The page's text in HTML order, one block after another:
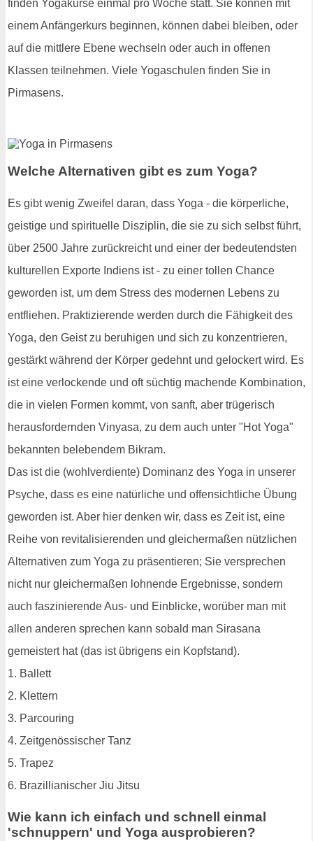
finden Yogakurse einmal pro Woche statt. Sie können mit
einem Anfängerkurs beginnen, können dabei bleiben, oder
auf die mittlere Ebene wechseln oder auch in offenen
Klassen teilnehmen. Viele Yogaschulen finden Sie in
Pirmasens.
Welche Alternativen gibt es zum Yoga?
Es gibt wenig Zweifel daran, dass Yoga - die körperliche,
geistige und spirituelle Disziplin, die sie zu sich selbst führt,
über 2500 Jahre zurückreicht und einer der bedeutendsten
kulturellen Exporte Indiens ist - zu einer tollen Chance
geworden ist, um dem Stress des modernen Lebens zu
entfliehen. Praktizierende werden durch die Fähigkeit des
Yoga, den Geist zu beruhigen und sich zu konzentrieren,
gestärkt während der Körper gedehnt und gelockert wird. Es
ist eine verlockende und oft süchtig machende Kombination,
die in vielen Formen kommt, von sanft, aber trügerisch
herausfordernden Vinyasa, zu dem auch unter "Hot Yoga"
bekannten belebendem Bikram.
Das ist die (wohlverdiente) Dominanz des Yoga in unserer
Psyche, dass es eine natürliche und offensichtliche Übung
geworden ist. Aber hier denken wir, dass es Zeit ist, eine
Reihe von revitalisierenden und gleichermaßen nützlichen
Alternativen zum Yoga zu präsentieren; Sie versprechen
nicht nur gleichermaßen lohnende Ergebnisse, sondern
auch faszinierende Aus- und Einblicke, worüber man mit
allen anderen sprechen kann sobald man Sirasana
gemeistert hat (das ist übrigens ein Kopfstand).
1. Ballett
2. Klettern
3. Parcouring
4. Zeitgenössischer Tanz
5. Trapez
6. Brazillianischer Jiu Jitsu
Wie kann ich einfach und schnell einmal
'schnuppern' und Yoga ausprobieren?